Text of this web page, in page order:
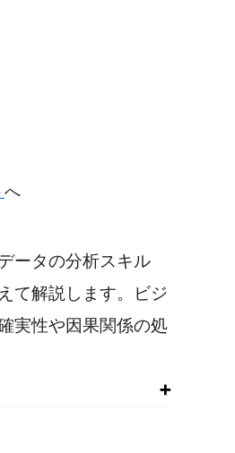
へ
ータの分析スキル
て解説します。ビジ
実性や因果関係の処